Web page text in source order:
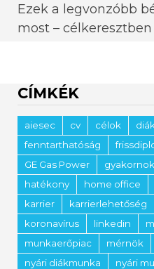
Ezek a legvonzóbb
most –
CÍMKÉK
aiesec cv célok
fenntarthatóság
GE Gas Power
gyakornok
hatékony
home office
karrier
karrierlehetőség
koronavírus
linkedin
munkaerőpiac
mérnök
nyári diákmunka
nyári